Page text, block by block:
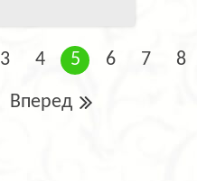
3 4 5 6 7 8
Вперед